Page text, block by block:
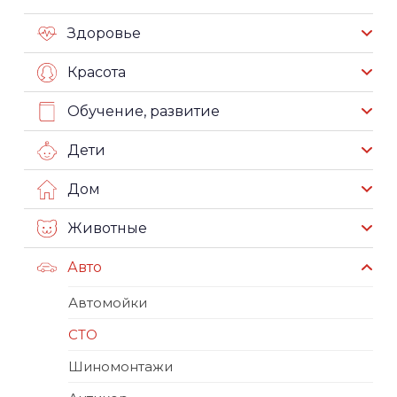
Здоровье
Красота
Обучение, развитие
Дети
Дом
Животные
Авто
Автомойки
СТО
Шиномонтажи